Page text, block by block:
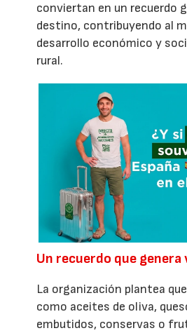
conviertan en un recuerdo
destino, contribuyendo al
desarrollo económico y
rural.
Un recuerdo que genera
La organización plantea
como aceites de oliva,
embutidos, conservas o